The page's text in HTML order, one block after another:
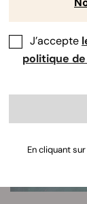
J’accepte
politique
En cliquant sur